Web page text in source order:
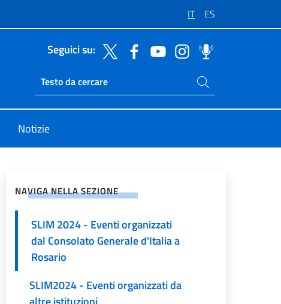
IT ES
Seguici su:
Ricerca sito live
Cerca nel sito
Notizie
NAVIGA NELLA SEZIONE
SLIM 2024 - Eventi organizzati
dal Consolato Generale d'Italia a
Rosario
SLIM2024 - Eventi organizzati da